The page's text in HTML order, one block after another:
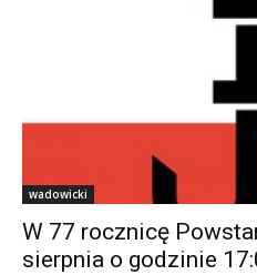
wadowicki
W 77 rocznicę
sierpnia o godzinie